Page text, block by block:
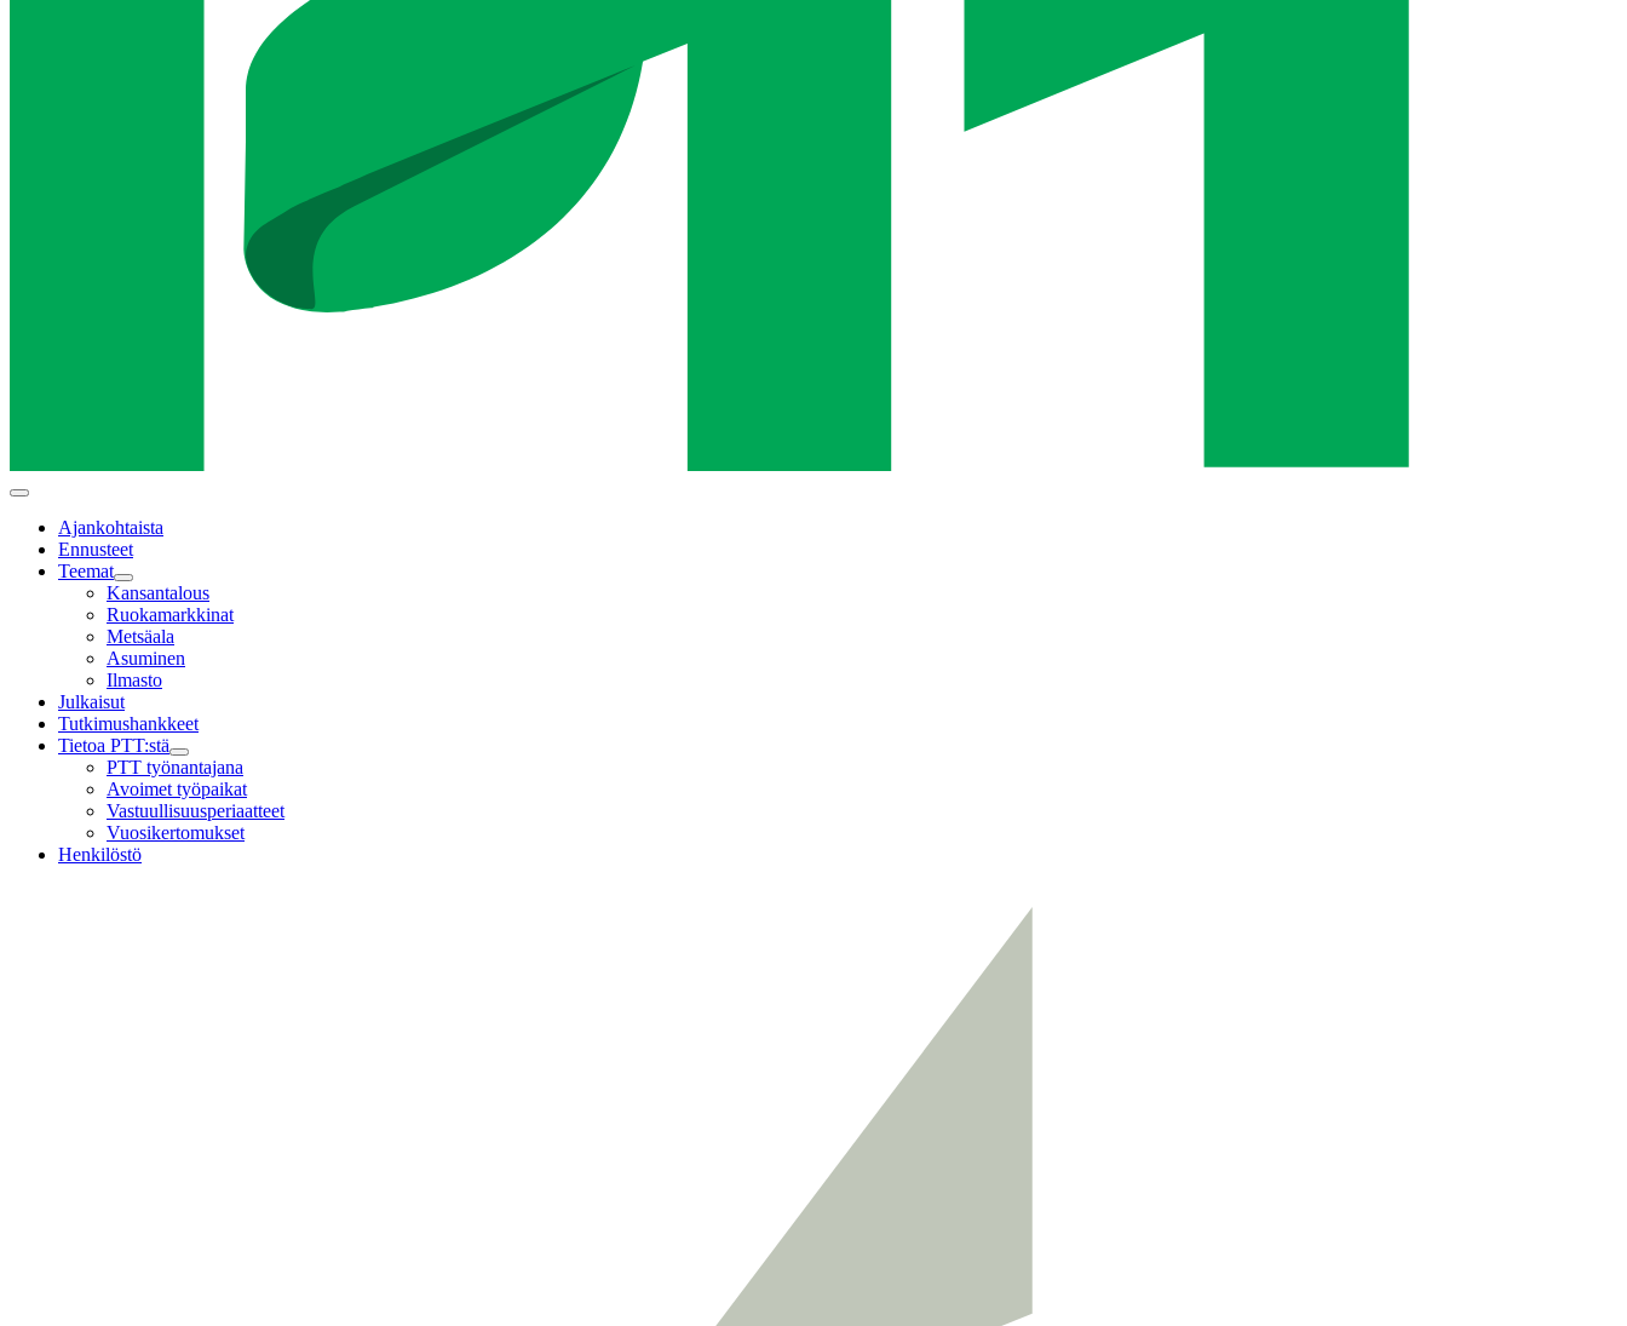
Main
Ajankohtaista
Ennusteet
Teemat
Child
menu
Kansantalous
Ruokamarkkinat
Metsäala
Asuminen
Ilmasto
Julkaisut
Tutkimushankkeet
Tietoa PTT:stä
Child
menu
PTT työnantajana
Avoimet työpaikat
Vastuullisuusperiaatteet
Vuosikertomukset
Henkilöstö